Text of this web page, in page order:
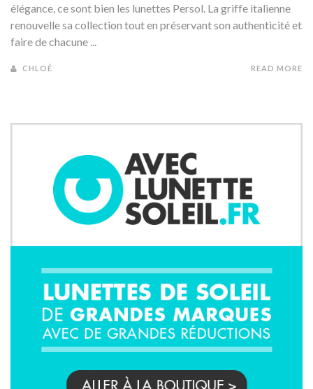
élégance, ce sont bien les lunettes Persol. La griffe italienne
renouvelle sa collection tout en préservant son authenticité et
faire de chacune ...
CHLOÉ READ MORE